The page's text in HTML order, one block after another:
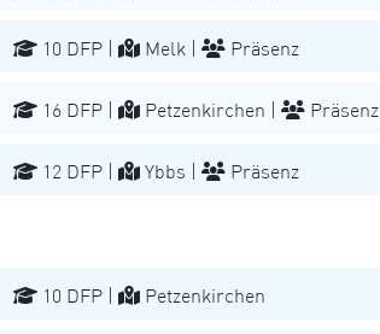
10 DFP | Melk | Präsenz
16 DFP | Petzenkirchen | Präsenz
12 DFP | Ybbs | Präsenz
10 DFP | Petzenkirchen